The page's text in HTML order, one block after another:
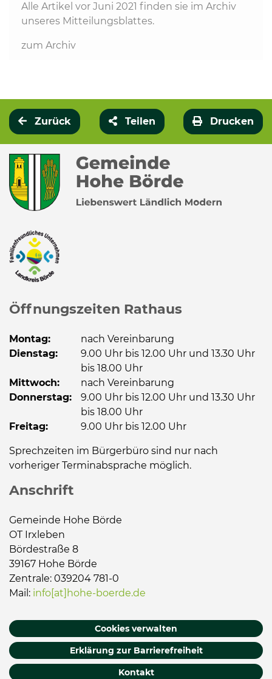
Alle Artikel vor Juni 2021 finden sie im Archiv
unseres Mitteilungsblattes.
zum Archiv
Zurück Teilen Drucken
Öffnungszeiten Rathaus
Montag:
nach Vereinbarung
Dienstag:
9.00 Uhr bis 12.00 Uhr und 13.30 Uhr
bis 18.00 Uhr
Mittwoch:
nach Vereinbarung
Donnerstag: 9.00 Uhr bis 12.00 Uhr und 13.30 Uhr
bis 18.00 Uhr
Freitag:
9.00 Uhr bis 12.00 Uhr
Sprechzeiten im Bürgerbüro sind nur nach
vorheriger Terminabsprache möglich.
Anschrift
Gemeinde Hohe Börde
OT Irxleben
Bördestraße 8
39167 Hohe Börde
Zentrale: 039204 781-0
Mail: info[at]hohe-boerde.de
Cookies verwalten
Erklärung zur Barrierefreiheit
Kontakt